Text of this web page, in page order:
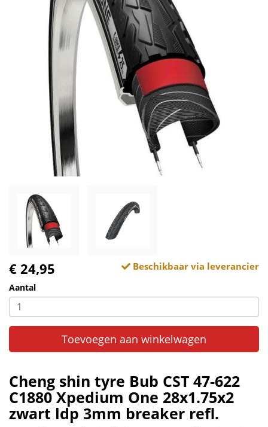
€ 24,95 Beschikbaar via leverancier
Aantal
Toevoegen aan winkelwagen
Cheng shin tyre Bub CST 47-622
C1880 Xpedium One 28x1.75x2
zwart ldp 3mm breaker refl.